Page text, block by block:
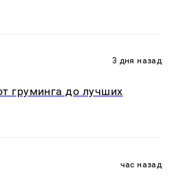
3 дня назад
груминга до лучших
час назад